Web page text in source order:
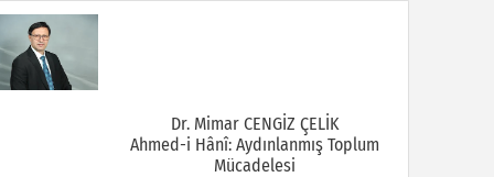
Dr. Mimar CENGİZ ÇELİK
Ahmed-i Hânî: Aydınlanmış Toplum
Mücadelesi